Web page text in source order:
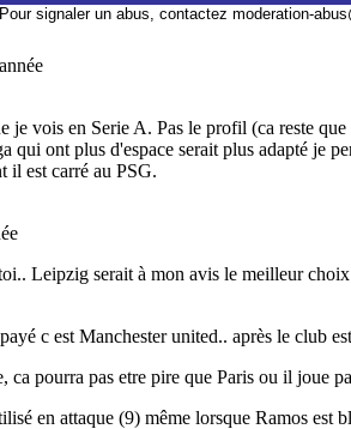
Pour signaler un abus, contactez moderation-